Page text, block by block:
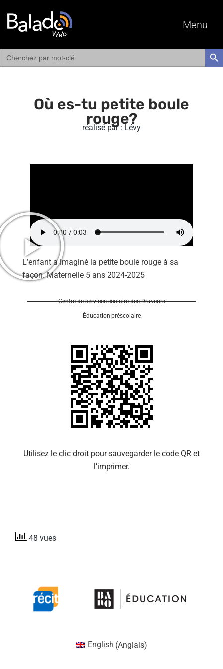
Menu
Search
for:
Où es-tu petite boule
rouge?
réalisé par : Lévy
L’enfant a imaginé la petite boule rouge à sa
façon. Maternelle 5 ans 2024-2025
Centre de services scolaire des Draveurs
Éducation préscolaire
Utilisez le clic droit pour sauvegarder le code QR et
l’imprimer.
48 vues
English (Anglais)